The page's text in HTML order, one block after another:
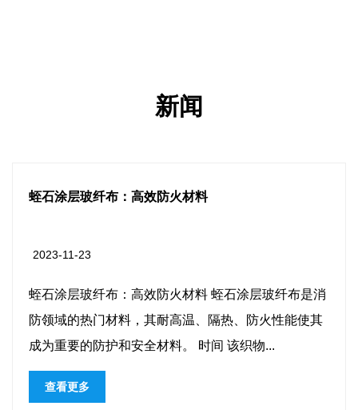
新闻
玻纤布是消
火性能使其
硅胶涂层防水篷布：多功能防护耐用材
硅胶涂层防水篷布：多功能防护耐用材
水篷布是一种在各种环境下提供强大
的材料。这种材料因其耐用、防水和